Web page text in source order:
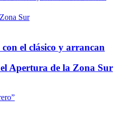
el clásico y arrancan
Apertura de la Zona Sur